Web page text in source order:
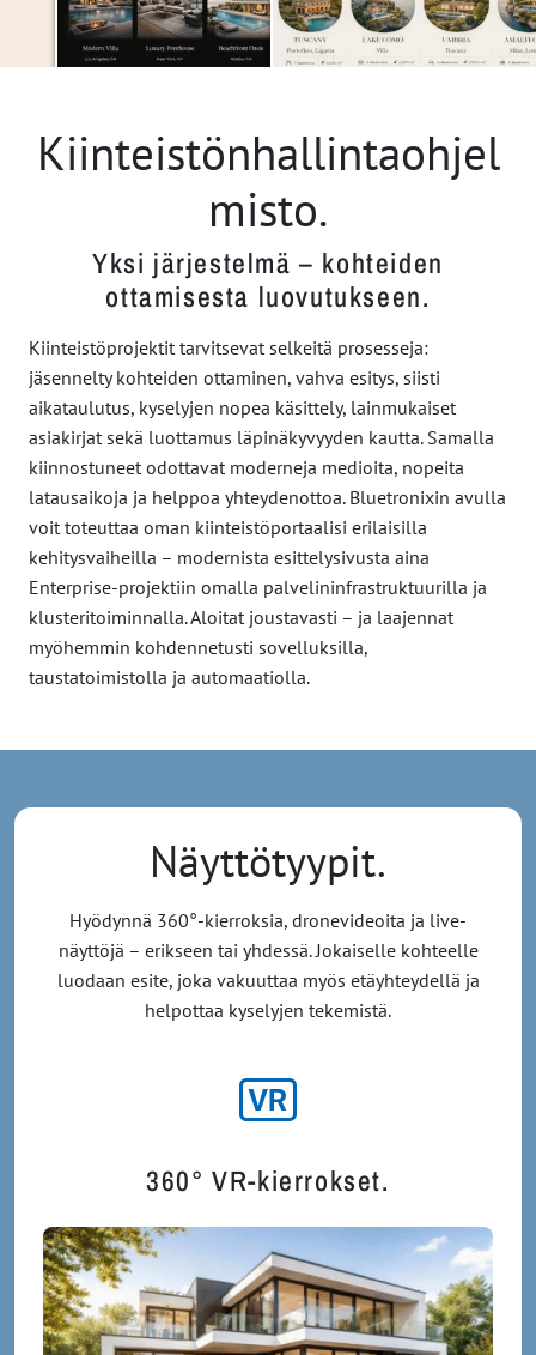
Kiinteistönhallintaohjel
misto.
Yksi järjestelmä – kohteiden
ottamisesta luovutukseen.
Kiinteistöprojektit tarvitsevat selkeitä prosesseja:
jäsennelty kohteiden ottaminen, vahva esitys, siisti
aikataulutus, kyselyjen nopea käsittely, lainmukaiset
asiakirjat sekä luottamus läpinäkyvyyden kautta. Samalla
kiinnostuneet odottavat moderneja medioita, nopeita
latausaikoja ja helppoa yhteydenottoa. Bluetronixin avulla
voit toteuttaa oman kiinteistöportaalisi erilaisilla
kehitysvaiheilla – modernista esittelysivusta aina
Enterprise-projektiin omalla palvelininfrastruktuurilla ja
klusteritoiminnalla. Aloitat joustavasti – ja laajennat
myöhemmin kohdennetusti sovelluksilla,
taustatoimistolla ja automaatiolla.
Näyttötyypit.
Hyödynnä 360°-kierroksia, dronevideoita ja live-
näyttöjä – erikseen tai yhdessä. Jokaiselle kohteelle
luodaan esite, joka vakuuttaa myös etäyhteydellä ja
helpottaa kyselyjen tekemistä.
360° VR-kierrokset.